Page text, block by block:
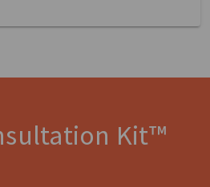
Kit™